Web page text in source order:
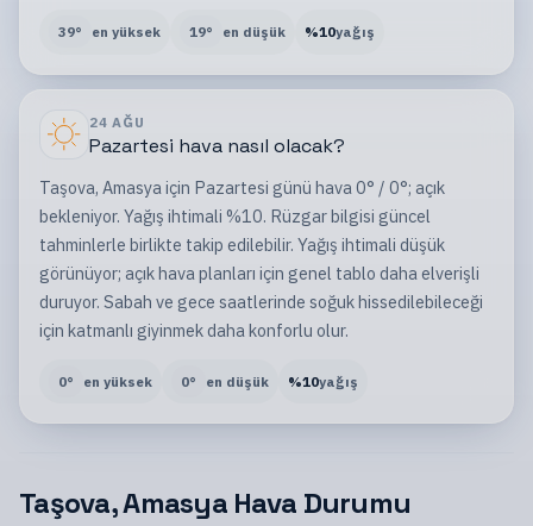
39° en yüksek 19° en düşük %10yağış
24 AĞU
Pazartesi hava nasıl olacak?
Taşova, Amasya için Pazartesi günü hava 0° / 0°; açık
bekleniyor. Yağış ihtimali %10. Rüzgar bilgisi güncel
tahminlerle birlikte takip edilebilir. Yağış ihtimali düşük
görünüyor; açık hava planları için genel tablo daha elverişli
duruyor. Sabah ve gece saatlerinde soğuk hissedilebileceği
için katmanlı giyinmek daha konforlu olur.
0° en yüksek 0° en düşük %10yağış
Taşova, Amasya Hava Durumu